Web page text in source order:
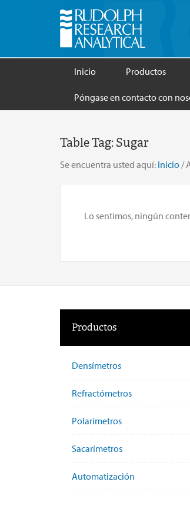
Inicio Productos
Póngase en contacto con
Table Tag:Sugar
Se encuentra usted aquí: Inicio /
Lo sentimos, ningún
Productos
Densímetros
Refractómetros
Polarímetros
Sacarímetros
Automatización